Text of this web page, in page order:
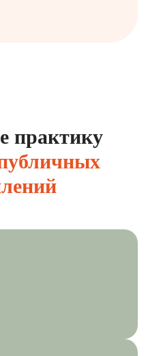
практику